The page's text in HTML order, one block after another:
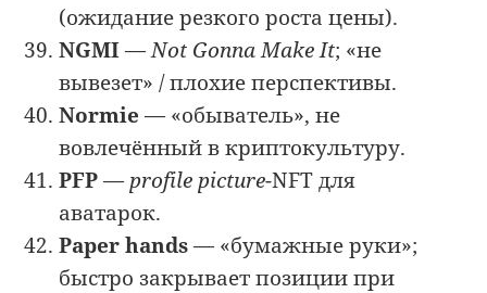
(ожидание резкого роста цены).
NGMI —Not Gonna Make It; «не
вывезет» / плохие перспективы.
Normie — «обыватель», не
вовлечённый в криптокультуру.
PFP— profile picture-NFT для
аватарок.
Paper hands— «бумажные руки»;
быстро закрывает позиции при